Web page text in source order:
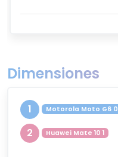
Dimensiones
1 Motorola Moto G6 0
2 Huawei Mate 10 1